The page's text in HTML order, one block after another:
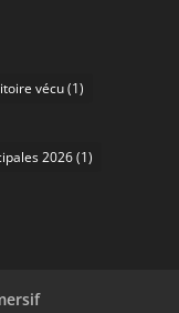
vécu(1)
2026(1)